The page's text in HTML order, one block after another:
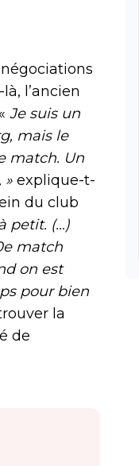
l’ancien
Je suis un
mais le
match. Un
» explique-t-
du club
petit. (…)
match
on est
pour bien
la
de